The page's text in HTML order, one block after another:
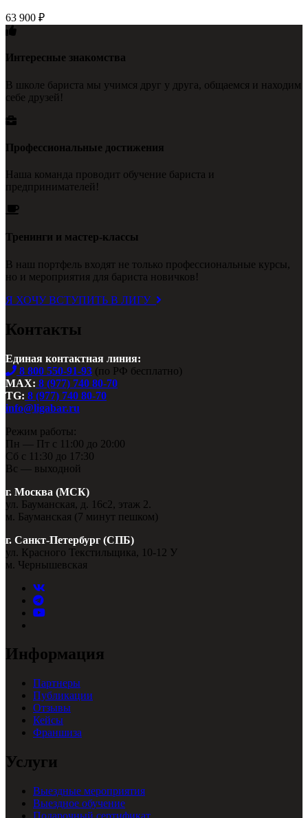
63 900 ₽
Интересные знакомства
В школе бариста мы учимся друг у друга, общаемся и находим
себе друзей!
Профессиональные достижения
Наша команда проводит обучение бариста и
предпринимателей!
Тренинги и мастер-классы
В наш портфель входят не только профессиональные курсы,
но и мероприятия для бариста новичков!
Я ХОЧУ ВСТУПИТЬ В ЛИГУ
Контакты
Единая контактная линия:
8 800 550-91-93 (по РФ бесплатно)
MAX: 8 (977) 740 80-70
TG: 8 (977) 740 80-70
info@ligabar.ru
Режим работы:
Пн — Пт с 11:00 до 20:00
Сб с 11:30 до 17:30
Вс — выходной
г. Москва (МСК)
ул. Бауманская, д. 16с2, этаж 2.
м. Бауманская (7 минут пешком)
г. Санкт-Петербург (СПБ)
ул. Красного Текстильщика, 10-12 У
м. Чернышевская
Информация
Партнеры
Публикации
Отзывы
Кейсы
Франшиза
Услуги
Выездные мероприятия
Выездное обучение